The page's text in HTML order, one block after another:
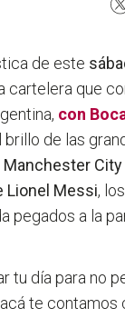
de este
cartelera que
con
brillo de las
Manchester City
Lionel Messi,
pegados a la
tu día para no
te contamos